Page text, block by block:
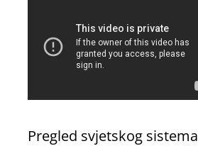
Pregled svjetskog sistema